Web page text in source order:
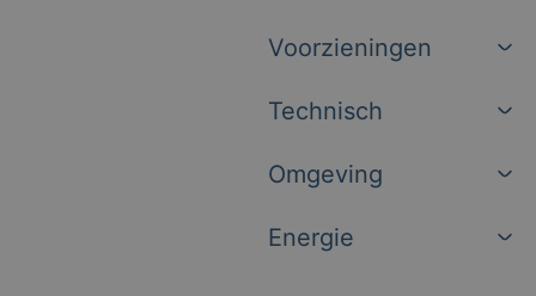
Voorzieningen
Technisch
Omgeving
Energie